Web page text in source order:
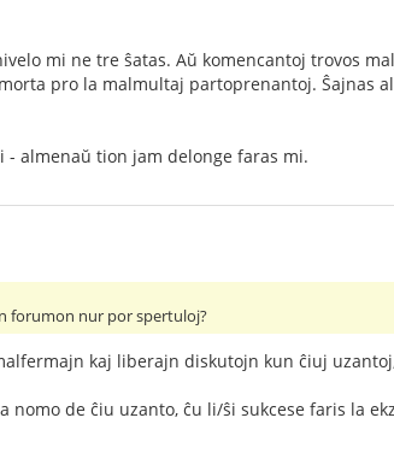
mi ne tre ŝatas. Aŭ komencantoj trovos
pro la malmultaj partoprenantoj. Ŝajnas
almenaŭ tion jam delonge faras mi.
forumon nur por spertuloj?
kaj liberajn diskutojn kun ĉiuj
de ĉiu uzanto, ĉu li/ŝi sukcese faris la